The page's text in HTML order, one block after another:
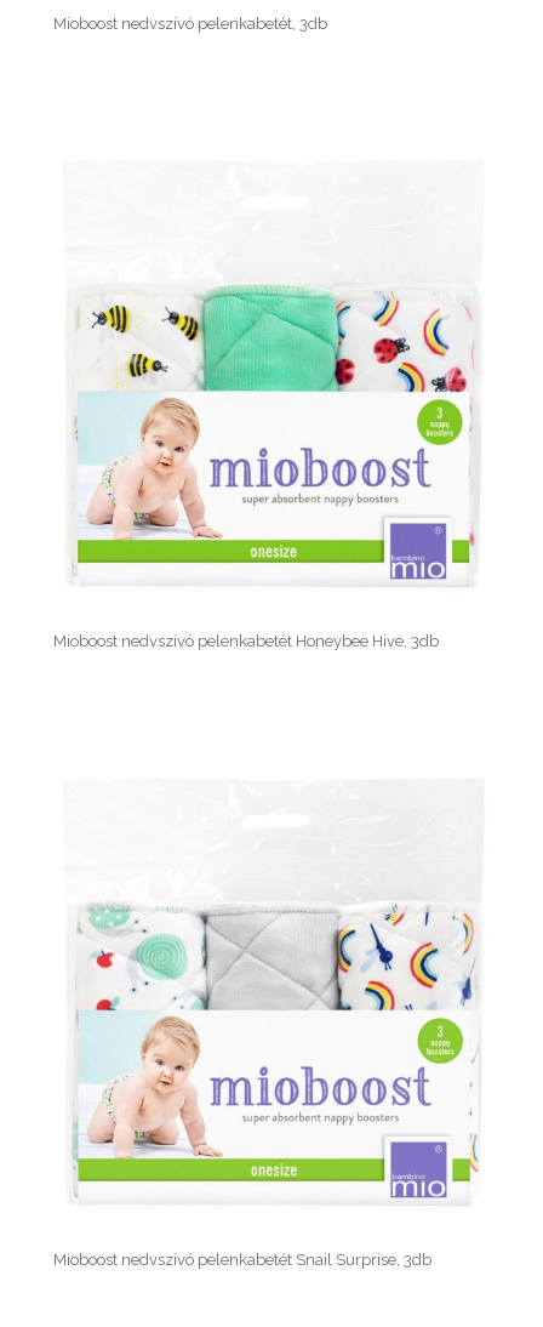
Mioboost nedvszívó pelenkabetét, 3db
Mioboost nedvszívó pelenkabetét Honeybee Hive, 3db
Mioboost nedvszívó pelenkabetét Snail Surprise, 3db